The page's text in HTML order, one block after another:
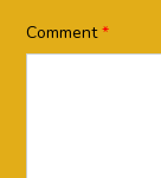
Comment*